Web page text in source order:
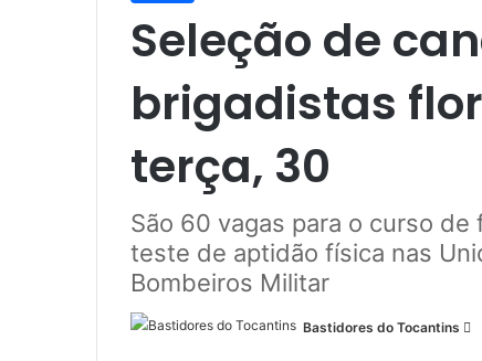
Seleção de
brigadistas
terça, 30
São 60 vagas para o curso
teste de aptidão física nas
Bombeiros Militar
Bastidores do Tocantins